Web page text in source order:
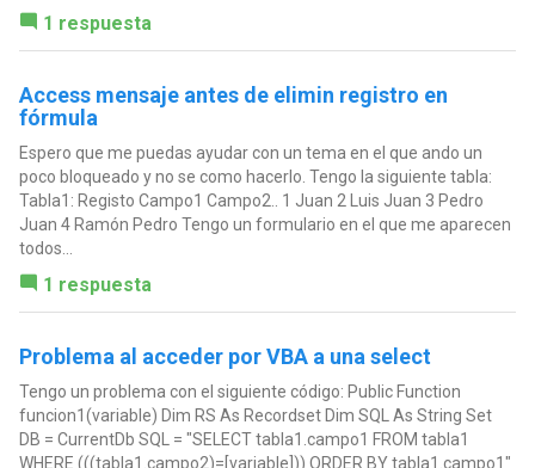
1 respuesta
Access mensaje antes de elimin registro en
fórmula
Espero que me puedas ayudar con un tema en el que ando un
poco bloqueado y no se como hacerlo. Tengo la siguiente tabla:
Tabla1: Registo Campo1 Campo2.. 1 Juan 2 Luis Juan 3 Pedro
Juan 4 Ramón Pedro Tengo un formulario en el que me aparecen
todos...
1 respuesta
Problema al acceder por VBA a una select
Tengo un problema con el siguiente código: Public Function
funcion1(variable) Dim RS As Recordset Dim SQL As String Set
DB = CurrentDb SQL = "SELECT tabla1.campo1 FROM tabla1
WHERE (((tabla1.campo2)=[variable])) ORDER BY tabla1.campo1"